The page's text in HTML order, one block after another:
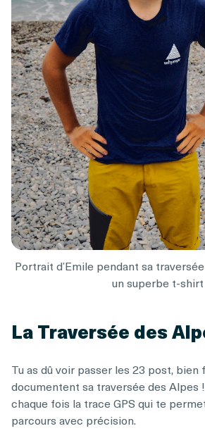
Portrait d’Emile pendant sa
un superbe t-shirt
La Traversée des
Tu as dû voir passer les 23 post, bien
documentent sa traversée des Alpes
chaque fois la trace GPS qui te
parcours avec précision.